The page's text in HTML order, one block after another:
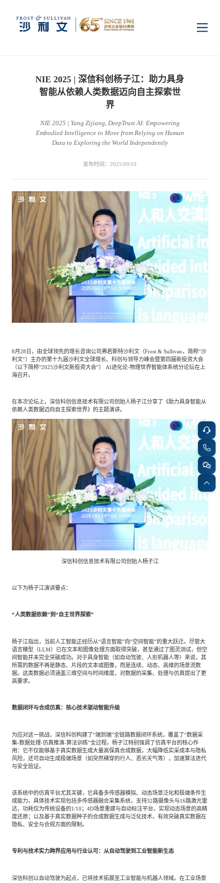
行业研究
市场动态
消费电子
双碳新能源 医疗与生命科学
餐饮与新零售
智能家居 汽车与出行
公共服务 食品与饮料
地产与物业 矿业冶炼
美容时尚 大数据与人工智能
物流与供应链 建筑科技与装饰装潢
特种新材料 文化娱乐
企业级服务 跨境电商贸易
基础设施建设 环保节能科技
母婴
园林绿化 商业航空
资本市场顾问服务
企业咨询服务
传媒中心
公司动态
媒体报道
媒体服务
活动
关于我们
公司介绍
表现与影响
战略合作伙伴
专家委员会
沙利文中国分支机构
加入我们
中
EN
NIE 2025 | 深信科创杨子江：助力具身
智能从依赖人类数据迈向自主探索世
界
NIE 2025 | Yang Zijiang, DeepTrust AI: Empowering
Embodied Intelligence to Move from Relying on Human
Data to Exploring the World Independently
发布时间：2025/09/10
8月28日，由全球领先的增长咨询公司弗若斯特沙利文（Frost & Sullivan，简称“沙
利文”）主办的第十九届沙利文全球增长、科创与领导力峰会暨第四届新投资大会
（以下简称“2025沙利文新投资大会”） AI进化论-物理世界智能体系统分论坛在上
海召开。
在本次论坛上，深信科创信息技术有限公司创始人杨子江分享了《助力具身智能从
依赖人类数据迈向自主探索世界》的主题演讲。
深信科创信息技术有限公司创始人杨子江
以下为杨子江演讲要点：
“人类数据依赖”到“自主世界探索”
杨子江指出，当前人工智能正经历从“语言智能”向“空间智能”的重大跃迁。尽管大
语言模型（LLM）已在文本和图像处理方面取得突破，甚至通过了图灵测试，但空
间智能并未完全突破成功。对于具身智能（如自动驾驶、人形机器人等）来说，其
所需的数据不再是静态、片段的文本或图像，而是连续、动态、高维的场景流数
据。这类数据必须涵盖三维空间与时间维度，对数据的采集、处理与仿真提出了更
高要求。
数据闭环与合成仿真：核心技术驱动智能升级
为应对这一挑战，深信科创构建了“端到端”全链路数据闭环系统，覆盖了“数据采
集-数据处理-仿真推演-算法训练”全过程。杨子江特别强调了仿真平台的核心作
用：它不仅能够基于真实数据生成大量高保真合成数据，大幅降低实采成本与隐私
风险，还可自动生成极端场景（如突然横穿的行人、恶劣天气等），加速算法迭代
与安全验证。
该系统中的仿真平台尤其关键，它具备多传感器模拟、动态场景泛化和极端条件生
成能力。具体技术实现包括多传感器融合采集系统，支持32路摄像头与16路激光雷
达，功耗仅为传统设备的1/10；4D场景重建与自动标注平台，实现动态场景的高精
度还原；以及基于真实数据种子的合成数据生成与泛化技术，有效突破真实数据在
隐私、安全与合规方面的限制。
专利与技术实力跨界应用与行业认可：从自动驾驶到工业智能新生态
深信科创以自动驾驶为起点，已将技术拓展至工业智能与机器人领域。在工业场景